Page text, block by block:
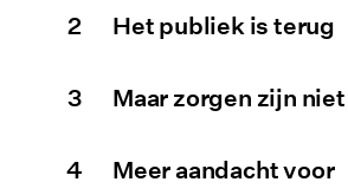
Het publiek is terug
Maar zorgen zijn
Meer aandacht voor